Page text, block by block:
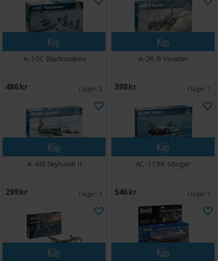
Köp
A-10C Blacksnakes
486 SEK I lager: 2
Köp
A-26 B Invader
398 SEK I lager: 1
Köp
A-4M Skyhawk II
299 SEK I lager: 3
Köp
AC-119K Stinger
546 SEK I lager: 1
Köp Köp